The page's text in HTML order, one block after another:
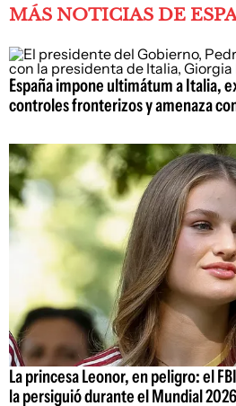
MÁS NOTICIAS DE
España impone ultimátum a Italia,
controles fronterizos y amenaza
La princesa Leonor, en peligro: el
la persiguió durante el Mundial 2026